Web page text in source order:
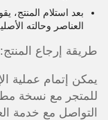
بعد استلام المنتج،
العناصر وحالته
طريقة إرجاع المنتج:
يمكن إتمام عملية
للمتجر مع نسخة
التواصل مع خدمة